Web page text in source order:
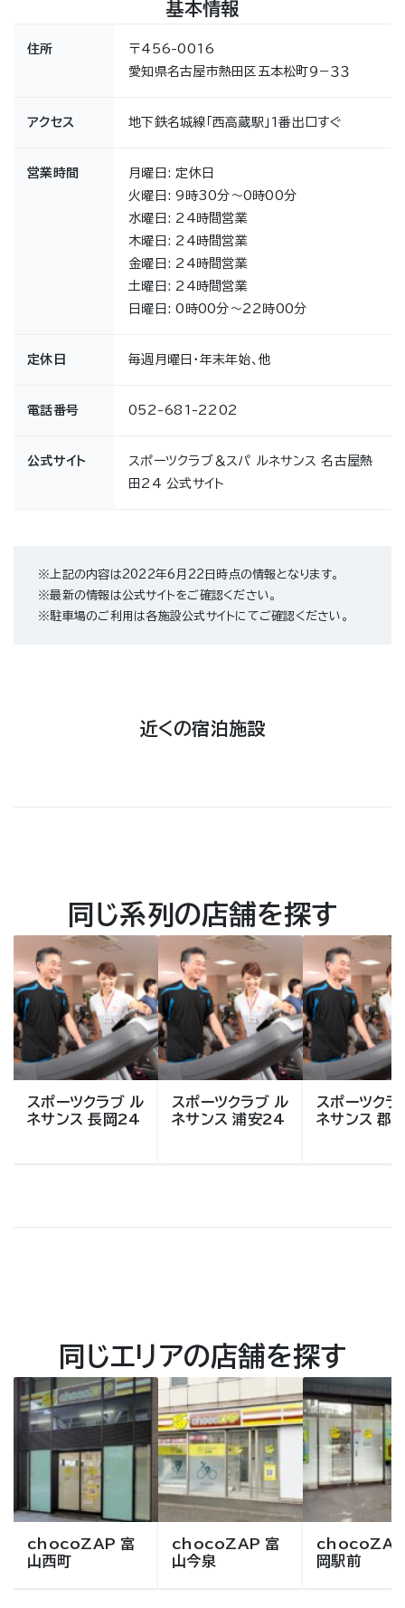
基本情報
住所
〒456-0016
愛知県名古屋市熱田区五本松町９−３３
アクセス 地下鉄名城線「西高蔵駅」1番出口すぐ
営業時間
月曜日: 定休日
火曜日: 9時30分～0時00分
水曜日: 24時間営業
木曜日: 24時間営業
金曜日: 24時間営業
土曜日: 24時間営業
日曜日: 0時00分～22時00分
定休日 毎週月曜日・年末年始、他
電話番号 052-681-2202
公式サイト
スポーツクラブ＆スパ ルネサンス 名古屋熱
田24 公式サイト
※上記の内容は2022年6月22日時点の情報となります。
※最新の情報は公式サイトをご確認ください。
※駐車場のご利用は各施設公式サイトにてご確認ください。
近くの宿泊施設
同じ系列の店舗を探す
スポーツクラブ ル
ネサンス 長岡24
スポーツクラブ ル
ネサンス 浦安24
スポーツクラ
ネサンス 郡
同じエリアの店舗を探す
chocoZAP 富
山西町
chocoZAP 富
山今泉
chocoZAP
岡駅前